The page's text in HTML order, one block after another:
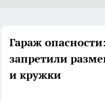
Гараж
запретили
и кружки